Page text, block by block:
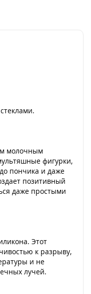
молочным
фигурки,
пончика и даже
позитивный
даже простыми
Этот
к разрыву,
и не
лучей.